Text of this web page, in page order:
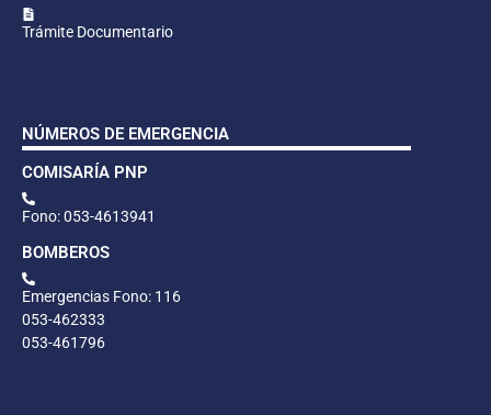
Trámite Documentario
NÚMEROS DE EMERGENCIA
COMISARÍA PNP
Fono: 053-4613941
BOMBEROS
Emergencias Fono: 116
053-462333
053-461796